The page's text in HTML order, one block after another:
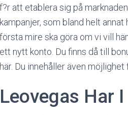
f?r att etablera sig på
kampanjer, som bland helt
första mire ska göra om vi vill
ett nytt konto. Du finns då till
här. Du innehåller även
Leovegas Har